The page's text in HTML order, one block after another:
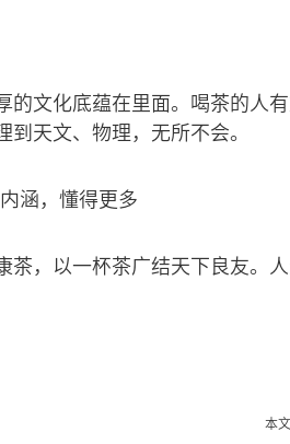
文化底蕴在里面。喝茶的人
天文、物理，无所不会。
茶，以一杯茶广结天下良友。
本